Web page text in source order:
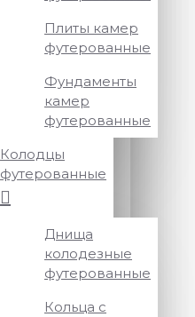
Плиты камер
футерованные
Фундаменты
камер
футерованные
Колодцы
футерованные
Днища
колодезные
футерованные
Кольца с